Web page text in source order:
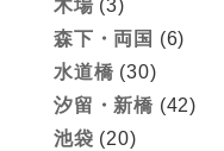
木場 (3)
森下・両国 (6)
水道橋 (30)
汐留・新橋 (42)
池袋 (20)